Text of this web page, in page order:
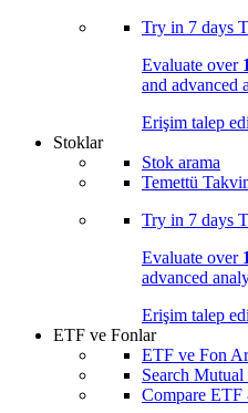
Try in 7 days
Evaluate over
and advanced
Erişim talep
Stoklar
Stok arama
Temettü
Try in 7 days
Evaluate over
advanced
Erişim talep
ETF ve Fonlar
ETF ve Fon
Search Mutual
Compare ETF